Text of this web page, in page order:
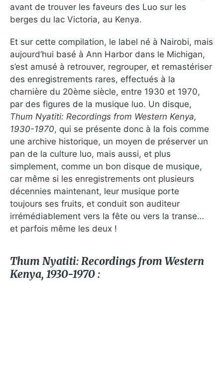
avant de trouver les faveurs des Luo sur les
berges du lac Victoria, au Kenya.
Et sur cette compilation, le label né à Nairobi, mais
aujourd’hui basé à Ann Harbor dans le Michigan,
s’est amusé à retrouver, regrouper, et remastériser
des enregistrements rares, effectués à la
charnière du 20ème siècle, entre 1930 et 1970,
par des figures de la musique luo. Un disque,
Thum Nyatiti: Recordings from Western Kenya,
1930​-​1970, qui se présente donc à la fois comme
une archive historique, un moyen de préserver un
pan de la culture luo, mais aussi, et plus
simplement, comme un bon disque de musique,
car même si les enregistrements ont plusieurs
décennies maintenant, leur musique porte
toujours ses fruits, et conduit son auditeur
irrémédiablement vers la fête ou vers la transe…
et parfois même les deux !
Thum Nyatiti: Recordings from Western
Kenya, 1930​-​1970 :